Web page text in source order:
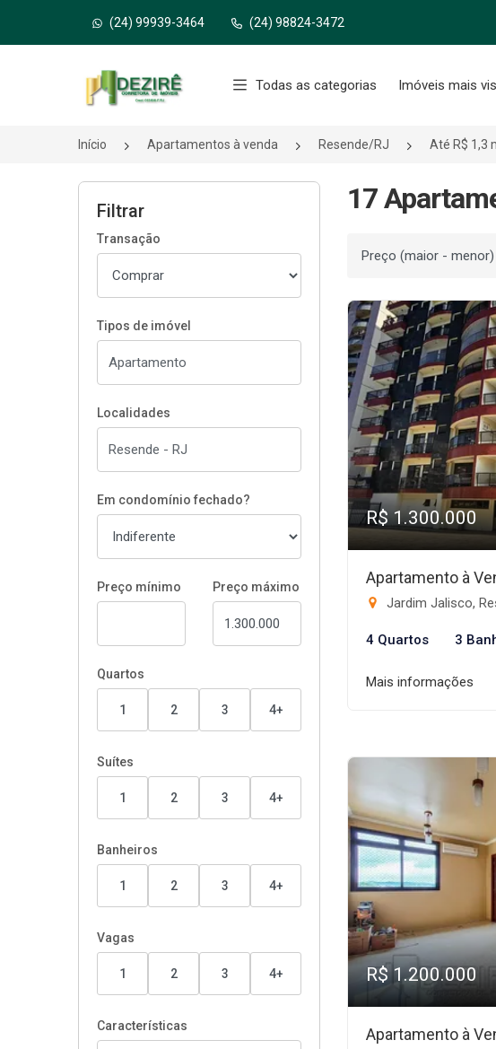
(24) 99939-3464 (24) 98824-3472
Página inicial
Todas as categorias Imóveis mais
Início Apartamentos à venda Resende/RJ Até R$ 1,3
Filtrar
Transação
Tipos de imóvel
Localidades
Em condomínio fechado?
Preço mínimo Preço máximo
Quartos
1 2 3 4+
Suítes
1 2 3 4+
Banheiros
1 2 3 4+
Vagas
1 2 3 4+
Características
17
Ordenar por
R$ 1.300.000
Apartamento à
Jardim Jalisco,
4 Quartos 3
Mais informações
R$ 1.200.000
Apartamento à